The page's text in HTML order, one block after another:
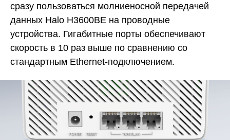
сразу пользоваться молниеносной передачей
данных Halo H3600BE на проводные
устройства. Гигабитные порты обеспечивают
скорость в 10 раз выше по сравнению со
стандартным Ethernet-подключением.